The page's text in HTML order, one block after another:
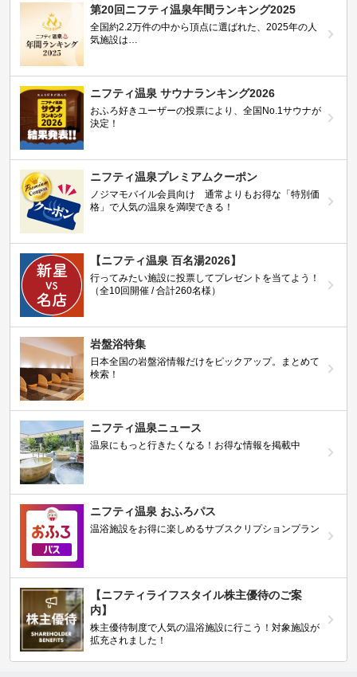
第20回ニフティ温泉年間ランキング2025
全国約2.2万件の中から頂点に選ばれた、2025年の人
気施設は…
ニフティ温泉 サウナランキング2026
おふろ好きユーザーの投票により、全国No.1サウナが
決定！
ニフティ温泉プレミアムクーポン
ノジマモバイル会員向け 通常よりもお得な「特別価
格」で人気の温泉を満喫できる！
【ニフティ温泉 百名湯2026】
行ってみたい施設に投票してプレゼントを当てよう！
（全10回開催 / 合計260名様）
岩盤浴特集
日本全国の岩盤浴情報だけをピックアップ。まとめて
検索！
ニフティ温泉ニュース
温泉にもっと行きたくなる！お得な情報を掲載中
ニフティ温泉 おふろパス
温浴施設をお得に楽しめるサブスクリプションプラン
【ニフティライフスタイル株主優待のご案
内】
株主優待制度で人気の温浴施設に行こう！対象施設が
拡充されました！